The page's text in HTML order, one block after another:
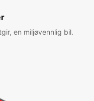
en miljøvennlig bil.